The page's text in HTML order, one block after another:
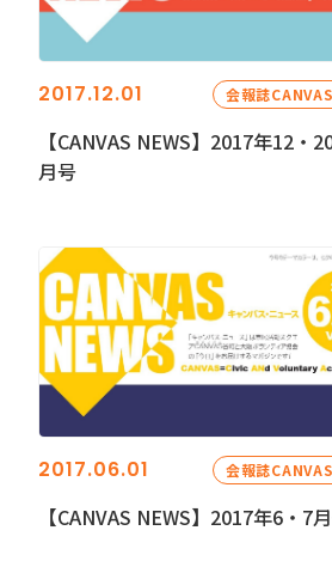
2017.12.01 会報誌
【CANVAS NEWS】2017年12・
月号
2017.06.01 会報誌
【CANVAS NEWS】2017年6・7